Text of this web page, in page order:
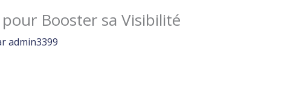
Booster sa Visibilité
admin3399